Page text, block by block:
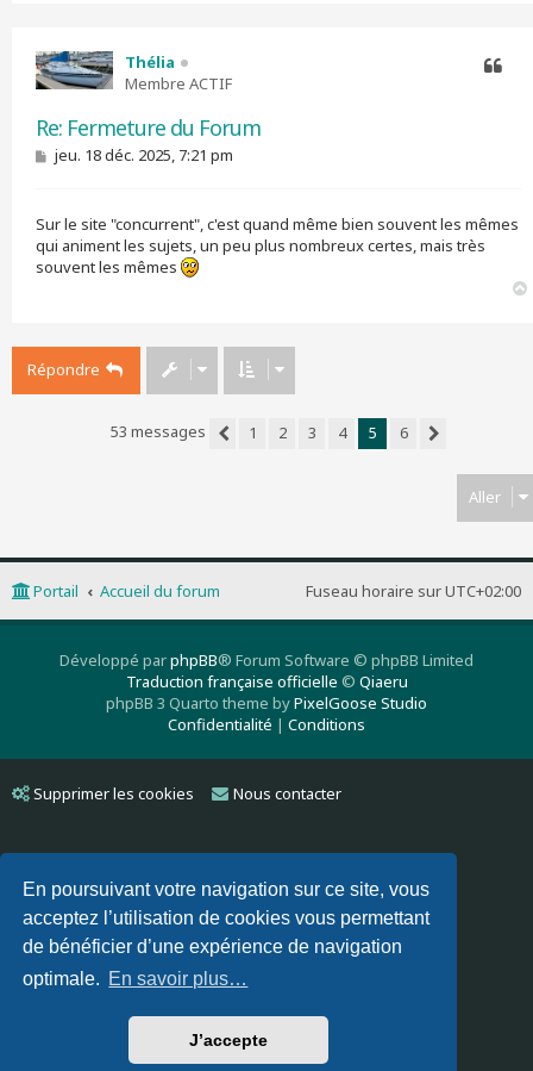
En poursuivant votre navigation sur ce site, vous
acceptez l’utilisation de cookies vous permettant
de bénéficier d’une expérience de navigation
optimale. En savoir plus…
J’accepte
Thélia
Membre ACTIF
Re: Fermeture du Forum
M
e
a
g
e
jeu. 18 déc. 2025, 7:21 pm
Sur le site "concurrent", c'est quand même bien souvent les mêmes
qui animent les sujets, un peu plus nombreux certes, mais très
souvent les mêmes
Répondre
53 messages
1 2 3 4 5
6
Aller
Fuseau horaire surUTC+02:00
Portail Accueil du forum
Développé parphpBB® Forum Software © phpBB Limited
Traduction française officielle © Qiaeru
phpBB 3 Quarto theme byPixelGoose Studio
Confidentialité | Conditions
Supprimer les cookies Nous contacter